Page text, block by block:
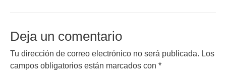
Deja un comentario
Tu dirección de correo electrónico no será publicada. Los
campos obligatorios están marcados con *